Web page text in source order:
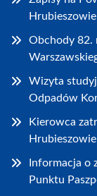
Hrubieszowie
Obchody 82.
Wizyta
Odpadów
Kierowca
Hrubieszowie
Informacja o
Punktu